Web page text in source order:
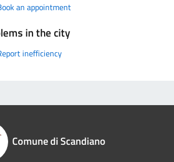
an appointment
in the city
inefficiency
Comune di Scandiano